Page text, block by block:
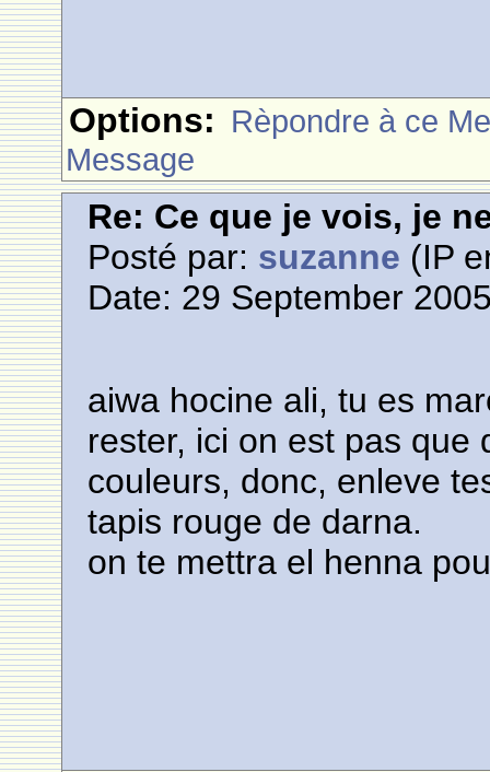
Options: Rèpondre à ce
Message
Re: Ce que je vois, je
Posté par: suzanne (IP
Date: 29 September
aiwa hocine ali, tu es
rester, ici on est pas que
couleurs, donc, enleve
tapis rouge de darna.
on te mettra el henna